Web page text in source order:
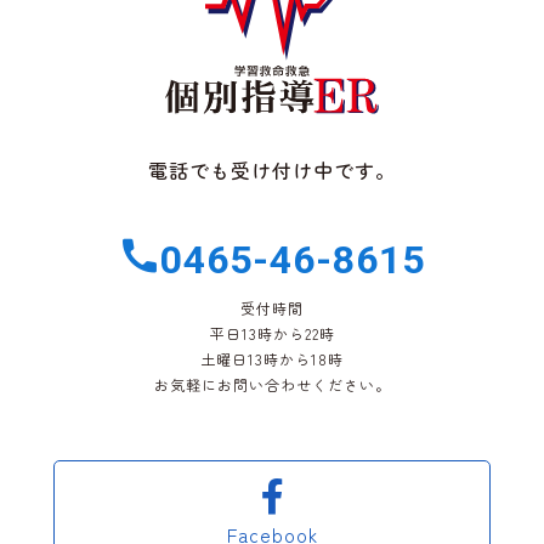
電話でも受け付け中です。
0465-46-8615
受付時間
平日13時から22時
土曜日13時から18時
お気軽にお問い合わせください。
Facebook